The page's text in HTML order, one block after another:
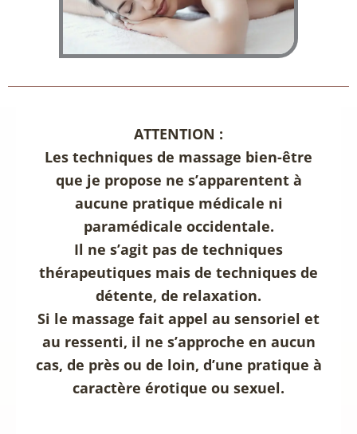
ATTENTION :
Les techniques de massage bien-être
que je propose ne s’apparentent à
aucune pratique médicale ni
paramédicale occidentale.
Il ne s’agit pas de techniques
thérapeutiques mais de techniques de
détente, de relaxation.
Si le massage fait appel au sensoriel et
au ressenti, il ne s’approche en aucun
cas, de près ou de loin, d’une pratique à
caractère érotique ou sexuel.